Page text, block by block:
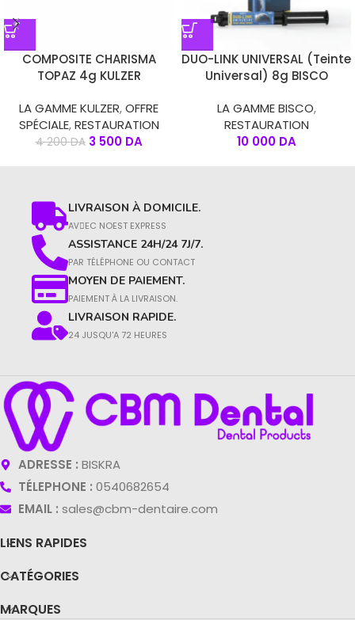
COMPOSITE CHARISMA
TOPAZ 4g KULZER
LA GAMME KULZER,OFFRE
SPÉCIALE,RESTAURATION
4 200DA 3 500 DA
DUO-LINK UNIVERSAL (Teinte
Universal) 8g BISCO
LA GAMME BISCO,
RESTAURATION
10 000 DA
LIVRAISON À DOMICILE.
AVِEC NOEST EXPRESS
ASSISTANCE 24H/24 7J/7.
PAR TÉLÉPHONE OU CONTACT​
MOYEN DE PAIEMENT.
PAIEMENT À LA LIVRAISON.​
LIVRAISON RAPIDE.
24 JUSQU'A 72 HEURES
ADRESSE : BISKRA
TÉLEPHONE : 0540682654
EMAIL : sales@cbm-dentaire.com
LIENS RAPIDES
CATÉGORIES
MARQUES